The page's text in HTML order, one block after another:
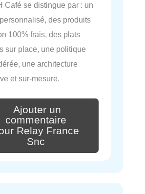
Café se distingue par : un
des produits
100% frais, des plats
sur place, une politique
une architecture
et sur-mesure.
Ajouter un
commentaire
Relay France
Snc